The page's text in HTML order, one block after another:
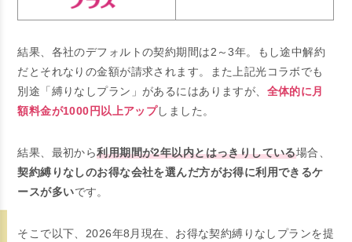
結果、各社のデフォルトの契約期間は2～3年。もし途中解約
だとそれなりの金額が請求されます。また上記光コラボでも
別途「縛りなしプラン」があるにはありますが、 全体的に月
額料金が1000円以上アップしました。
結果、最初から利用期間が2年以内とはっきりしている場合、
契約縛りなしのお得な会社を選んだ方がお得に利用できるケ
ースが多いです。
そこで以下、2026年8月現在、お得な契約縛りなしプランを提